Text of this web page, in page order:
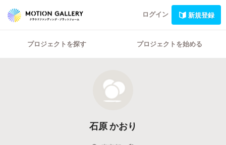
ログイン 新規登録
プロジェクトを探す プロジェクトを始める
石原 かおり